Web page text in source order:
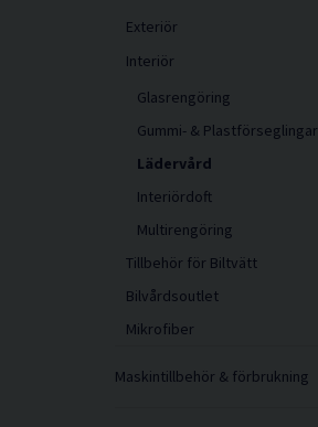
Exteriör
Interiör
Glasrengöring
Gummi- & Plastförseglingar
Lädervård
Interiördoft
Multirengöring
Tillbehör för Biltvätt
Bilvårdsoutlet
Mikrofiber
Maskintillbehör & förbrukning